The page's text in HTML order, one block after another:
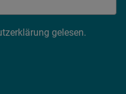
gelesen.